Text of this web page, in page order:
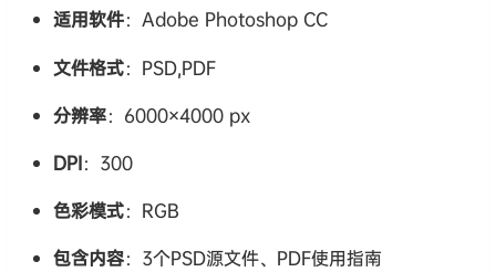
适用软件：Adobe Photoshop CC
文件格式：PSD,PDF
分辨率：6000×4000 px
DPI：300
色彩模式：RGB
包含内容：3个PSD源文件、PDF使用指南